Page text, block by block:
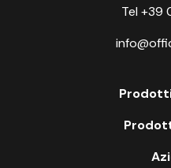
Tel +39